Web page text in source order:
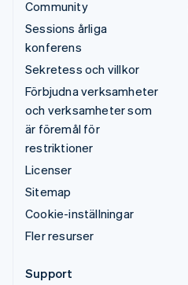
Community
Sessions årliga
konferens
Sekretess och villkor
Förbjudna verksamheter
och verksamheter som
är föremål för
restriktioner
Licenser
Sitemap
Cookie-inställningar
Fler resurser
Support